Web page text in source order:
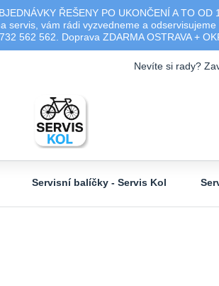
ŘEŠENY PO UKONČENÍ A TO
vám rádi vyzvedneme a
562 562. Doprava ZDARMA OSTRAVA +
Nevíte si rady?
Servisní balíčky - Servis Kol